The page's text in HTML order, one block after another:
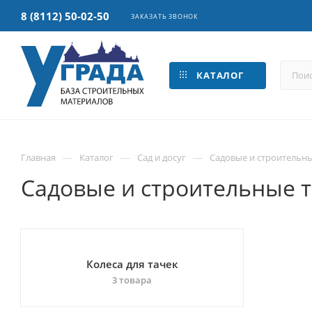
8 (8112) 50-02-50 ЗАКАЗАТЬ ЗВОНОК
КАТАЛОГ
Главная — Каталог — Сад и досуг — Садовые и
Садовые и строительные
Колеса для тачек
3 товара